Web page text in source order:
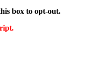
box to opt-out.